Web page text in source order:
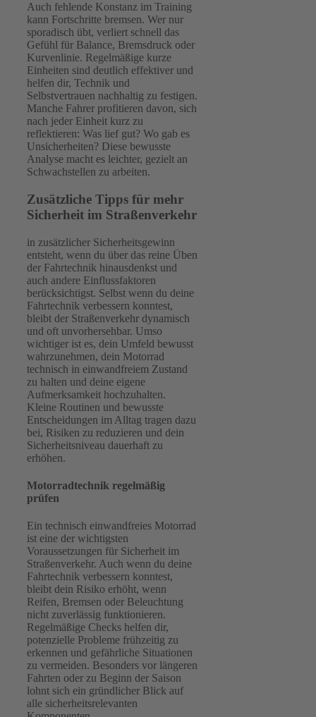
Auch fehlende Konstanz im Training
kann Fortschritte bremsen. Wer nur
sporadisch übt, verliert schnell das
Gefühl für Balance, Bremsdruck oder
Kurvenlinie. Regelmäßige kurze
Einheiten sind deutlich effektiver und
helfen dir, Technik und
Selbstvertrauen nachhaltig zu festigen.
Manche Fahrer profitieren davon, sich
nach jeder Einheit kurz zu
reflektieren: Was lief gut? Wo gab es
Unsicherheiten? Diese bewusste
Analyse macht es leichter, gezielt an
Schwachstellen zu arbeiten.
Zusätzliche Tipps für mehr
Sicherheit im Straßenverkehr
in zusätzlicher Sicherheitsgewinn
entsteht, wenn du über das reine Üben
der Fahrtechnik hinausdenkst und
auch andere Einflussfaktoren
berücksichtigst. Selbst wenn du deine
Fahrtechnik verbessern konntest,
bleibt der Straßenverkehr dynamisch
und oft unvorhersehbar. Umso
wichtiger ist es, dein Umfeld bewusst
wahrzunehmen, dein Motorrad
technisch in einwandfreiem Zustand
zu halten und deine eigene
Aufmerksamkeit hochzuhalten.
Kleine Routinen und bewusste
Entscheidungen im Alltag tragen dazu
bei, Risiken zu reduzieren und dein
Sicherheitsniveau dauerhaft zu
erhöhen.
Motorradtechnik regelmäßig
prüfen
Ein technisch einwandfreies Motorrad
ist eine der wichtigsten
Voraussetzungen für Sicherheit im
Straßenverkehr. Auch wenn du deine
Fahrtechnik verbessern konntest,
bleibt dein Risiko erhöht, wenn
Reifen, Bremsen oder Beleuchtung
nicht zuverlässig funktionieren.
Regelmäßige Checks helfen dir,
potenzielle Probleme frühzeitig zu
erkennen und gefährliche Situationen
zu vermeiden. Besonders vor längeren
Fahrten oder zu Beginn der Saison
lohnt sich ein gründlicher Blick auf
alle sicherheitsrelevanten